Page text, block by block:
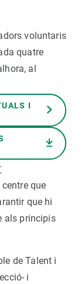
voluntaris
quatre
al
I
que
que hi
als principis
de Talent i
i